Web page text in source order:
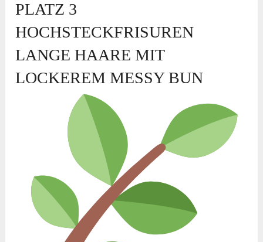
PLATZ 3
HOCHSTECKFRISUREN
LANGE HAARE MIT
LOCKEREM MESSY BUN